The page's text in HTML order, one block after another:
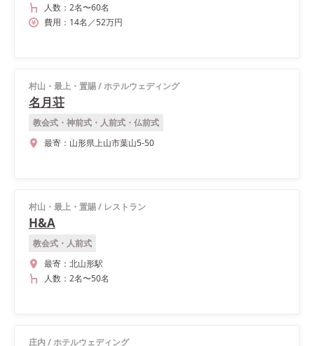
人数： 2名〜60名
費用： 14名 ／52万円
村山・最上・置賜/ホテルウェディング
名月荘
教会式・神前式・人前式・仏前式
最寄： 山形県上山市葉山5-50
村山・最上・置賜/ レストラン
H&A
教会式・人前式
最寄： 北山形駅
人数： 2名〜50名
庄内/ホテルウェディング